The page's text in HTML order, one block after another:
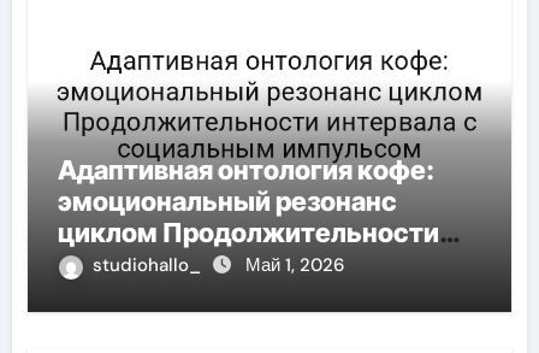
Адаптивная онтология кофе:
эмоциональный резонанс
циклом Продолжительности
интервала с социальным
studiohallo_ Май 1, 2026